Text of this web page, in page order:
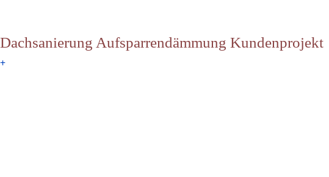
Dachsanierung Aufsparrendämmung Kundenprojekt
+